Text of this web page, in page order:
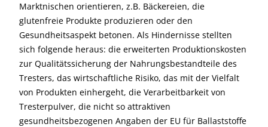
Marktnischen orientieren, z.B. Bäckereien, die
glutenfreie Produkte produzieren oder den
Gesundheitsaspekt betonen. Als Hindernisse stellten
sich folgende heraus: die erweiterten Produktionskosten
zur Qualitätssicherung der Nahrungsbestandteile des
Tresters, das wirtschaftliche Risiko, das mit der Vielfalt
von Produkten einhergeht, die Verarbeitbarkeit von
Tresterpulver, die nicht so attraktiven
gesundheitsbezogenen Angaben der EU für Ballaststoffe